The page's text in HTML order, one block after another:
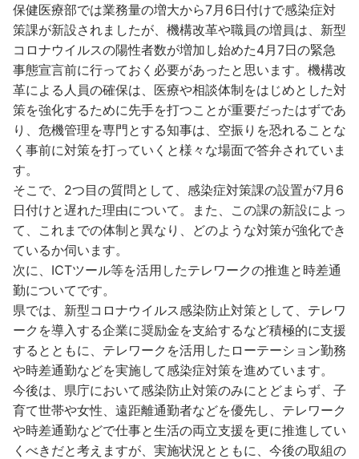
保健医療部では業務量の増大から7月6日付けで感染症対
策課が新設されましたが、機構改革や職員の増員は、新型
コロナウイルスの陽性者数が増加し始めた4月7日の緊急
事態宣言前に行っておく必要があったと思います。機構改
革による人員の確保は、医療や相談体制をはじめとした対
策を強化するために先手を打つことが重要だったはずであ
り、危機管理を専門とする知事は、空振りを恐れることな
く事前に対策を打っていくと様々な場面で答弁されていま
す。
そこで、2つ目の質問として、感染症対策課の設置が7月6
日付けと遅れた理由について。また、この課の新設によっ
て、これまでの体制と異なり、どのような対策が強化でき
ているか伺います。
次に、ICTツール等を活用したテレワークの推進と時差通
勤についてです。
県では、新型コロナウイルス感染防止対策として、テレワ
ークを導入する企業に奨励金を支給するなど積極的に支援
するとともに、テレワークを活用したローテーション勤務
や時差通勤などを実施して感染症対策を進めています。
今後は、県庁において感染防止対策のみにとどまらず、子
育て世帯や女性、遠距離通勤者などを優先し、テレワーク
や時差通勤などで仕事と生活の両立支援を更に推進してい
くべきだと考えますが、実施状況とともに、今後の取組の